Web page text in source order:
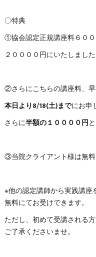
〇特典
①協会認定正規講座料６０
２００００円にいたしました
②さらにこちらの講座料、早
本日より8/18(土)までにお申
さらに半額の１００００円
③当院クライアント様は無料
※他の認定講師から実践講座
無料にてお受けできます。
ただし、初めて受講される
ご了承くださいませ。